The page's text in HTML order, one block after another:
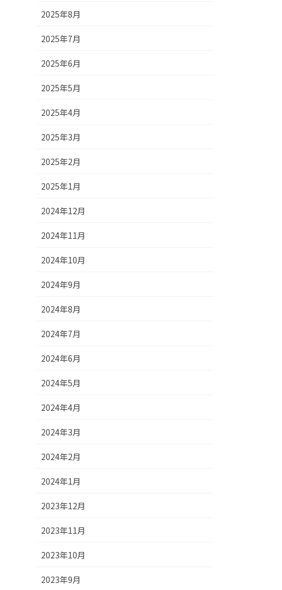
2025年8月
2025年7月
2025年6月
2025年5月
2025年4月
2025年3月
2025年2月
2025年1月
2024年12月
2024年11月
2024年10月
2024年9月
2024年8月
2024年7月
2024年6月
2024年5月
2024年4月
2024年3月
2024年2月
2024年1月
2023年12月
2023年11月
2023年10月
2023年9月